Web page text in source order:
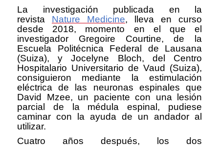
La investigación publicada en la
revista Nature Medicine, lleva en curso
desde 2018, momento en el que el
investigador Gregoire Courtine, de la
Escuela Politécnica Federal de Lausana
(Suiza), y Jocelyne Bloch, del Centro
Hospitalario Universitario de Vaud (Suiza),
consiguieron mediante la estimulación
eléctrica de las neuronas espinales que
David Mzee, un paciente con una lesión
parcial de la médula espinal, pudiese
caminar con la ayuda de un andador al
utilizar.
Cuatro años después, los dos